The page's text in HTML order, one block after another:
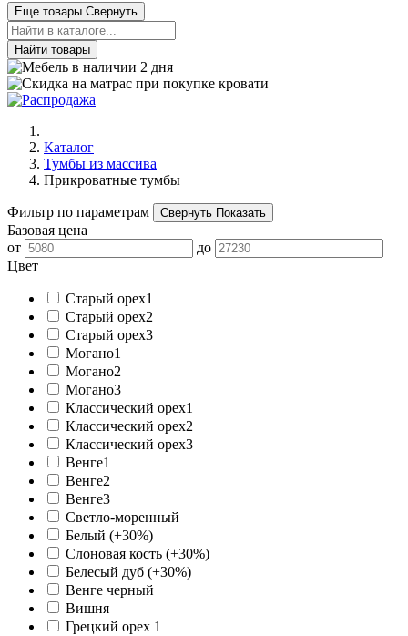
Еще товары Свернуть
Найти товары
Каталог
Тумбы из массива
Прикроватные тумбы
Фильтр по параметрам Свернуть Показать
Базовая цена
от
до
Цвет
Старый орех1
Старый орех2
Старый орех3
Могано1
Могано2
Могано3
Классический орех1
Классический орех2
Классический орех3
Венге1
Венге2
Венге3
Светло-моренный
Белый (+30%)
Слоновая кость (+30%)
Белесый дуб (+30%)
Венге черный
Вишня
Грецкий орех 1